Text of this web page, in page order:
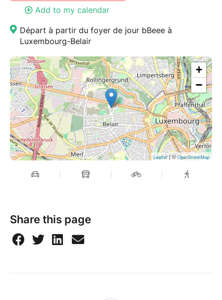
l’alimentation. Ces temps sont complétés par des
grands jeux, des activités de coopération et des
situations ludiques favorisant l’entraide, la
communication et l’esprit d’équipe, ainsi que par une
sensibilisation au lien entre agriculture et biodiversité,
par exemple grâce à la création d’hébergements
simples pour des animaux sauvages de passage.
À travers cette immersion, les participants vivent une
expérience collective structurante, développent leur
sens de l’observation, de la responsabilité et du
respect du vivant, tout en découvrant un territoire
rural où se croisent patrimoine, savoir-faire agricoles
et vie quotidienne.
Add to my calendar
Départ à partir du foyer de jour bBeee à
Luxembourg-Belair
+
−
Leaflet| ©OpenStreetMap
Share this page